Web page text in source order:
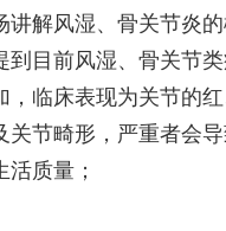
解风湿、骨关节炎的
到目前风湿、骨关节
，临床表现为关节的红
节畸形，严重者会导
质量；